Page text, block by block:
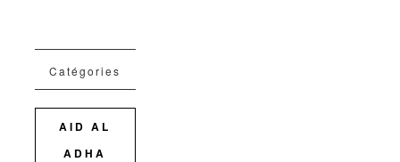
Catégories
AID AL
ADHA